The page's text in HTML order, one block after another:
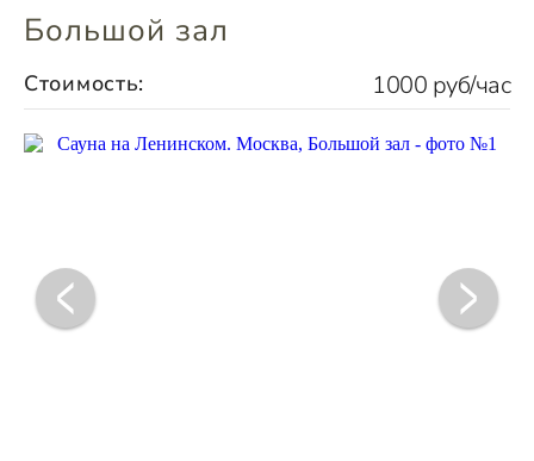
Большой зал
Стоимость: 1000 руб/час